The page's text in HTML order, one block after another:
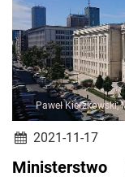
Paweł
2021-11-17